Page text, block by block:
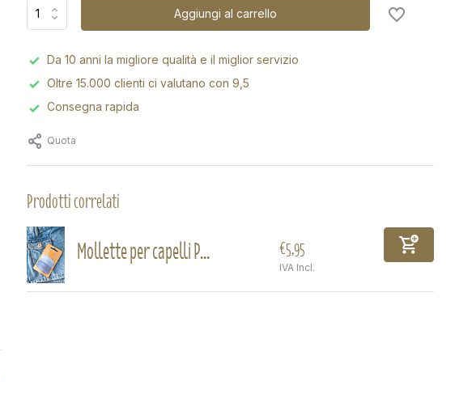
Aggiungi al carrello
Da 10 anni la migliore qualità e il miglior servizio
Oltre 15.000 clienti ci valutano con 9,5
Consegna rapida
Quota
Prodotti correlati
Mollette per capelli P... €5,95
IVA Incl.